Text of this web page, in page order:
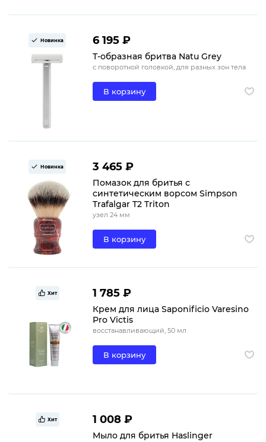
Новинка 6 195 ₽
Т-образная бритва Natu Grey
с поворотной головкой, для разных зон тела
В корзину
Новинка 3 465 ₽
Помазок для бритья с
синтетическим ворсом Simpson
Trafalgar T2 Triton
узел 24 мм
В корзину
Хит 1 785 ₽
Крем для лица Saponificio Varesino
Pro Victis
восстанавливающий, 50 мл
В корзину
Хит 1 008 ₽
Мыло для бритья Haslinger